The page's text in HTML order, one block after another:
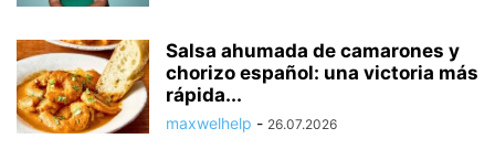
Salsa ahumada de camarones y
chorizo español: una victoria más
rápida...
maxwelhelp - 26.07.2026